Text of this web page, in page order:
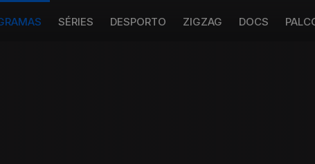
SÉRIES DESPORTO ZIGZAG DOCS